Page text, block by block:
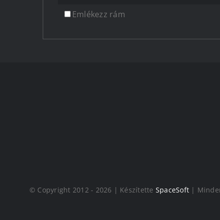
Emlékezz rám
© Copyright 2012 - 2026 | Készítette SpaceSoft |